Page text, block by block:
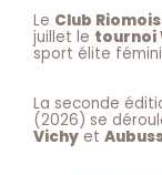
Le Club
juillet le tournoi
sport élite
La seconde
(2026) se
Vichy et